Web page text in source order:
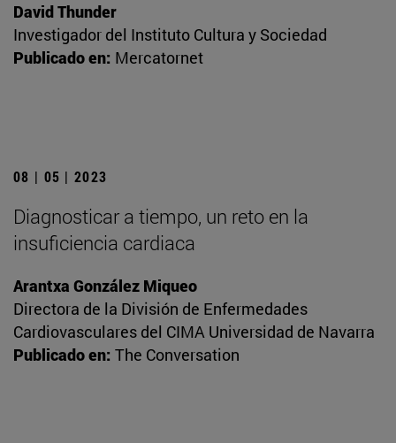
David Thunder
Investigador del Instituto Cultura y Sociedad
Publicado en: Mercatornet
08 | 05 | 2023
Diagnosticar a tiempo, un reto en la
insuficiencia cardiaca
Arantxa González Miqueo
Directora de la División de Enfermedades
Cardiovasculares del CIMA Universidad de Navarra
Publicado en: The Conversation